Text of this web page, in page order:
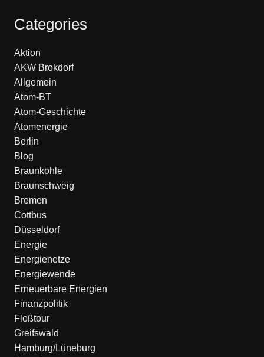
Categories
Aktion
AKW Brokdorf
Allgemein
Atom-BT
Atom-Geschichte
Atomenergie
Berlin
Blog
Braunkohle
Braunschweig
Bremen
Cottbus
Düsseldorf
Energie
Energienetze
Energiewende
Erneuerbare Energien
Finanzpolitik
Floßtour
Greifswald
Hamburg/Lüneburg